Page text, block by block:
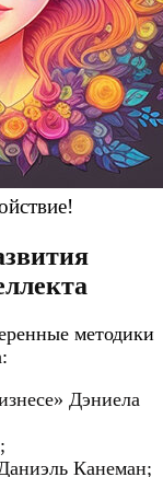
методики
Дэниела
Канеман;